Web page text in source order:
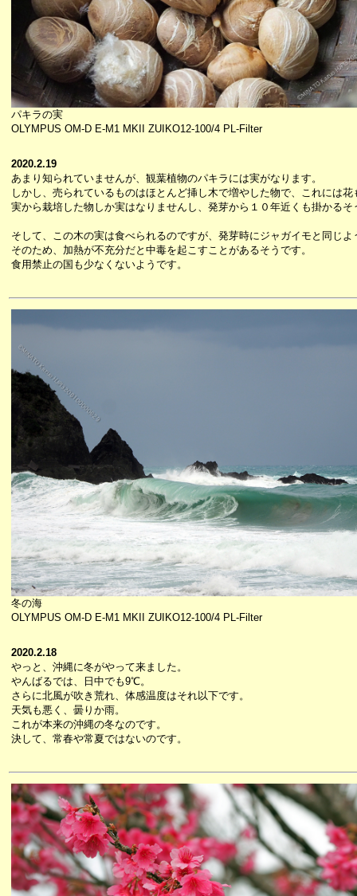
パキラの実
OLYMPUS OM-D E-M1 MKII ZUIKO12-100/4 PL-Filter
2020.2.19
あまり知られていませんが、観葉植物のパキラには実がなります。
しかし、売られているものはほとんど挿し木で増やした物で、これには
実から栽培した物しか実はなりませんし、発芽から１０年近くも掛かるそ
そして、この木の実は食べられるのですが、発芽時にジャガイモと同じ
そのため、加熱が不充分だと中毒を起こすことがあるそうです。
食用禁止の国も少なくないようです。
冬の海
OLYMPUS OM-D E-M1 MKII ZUIKO12-100/4 PL-Filter
2020.2.18
やっと、沖縄に冬がやって来ました。
やんばるでは、日中でも9℃。
さらに北風が吹き荒れ、体感温度はそれ以下です。
天気も悪く、曇りか雨。
これが本来の沖縄の冬なのです。
決して、常春や常夏ではないのです。